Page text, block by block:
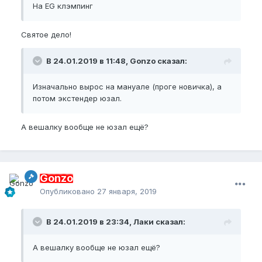
На EG клэмпинг
Святое дело!
В 24.01.2019 в 11:48, Gonzo сказал:
Изначально вырос на мануале (проге новичка), а
потом экстендер юзал.
А вешалку вообще не юзал ещё?
Gonzo
Опубликовано 27 января, 2019
В 24.01.2019 в 23:34, Лаки сказал:
А вешалку вообще не юзал ещё?